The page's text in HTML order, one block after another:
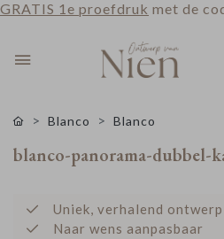
GRATIS 1e proefdruk met de
Blanco Blanco
blanco-panorama-dubbel-
Uniek, verhalend ontwerp
Naar wens aanpasbaar